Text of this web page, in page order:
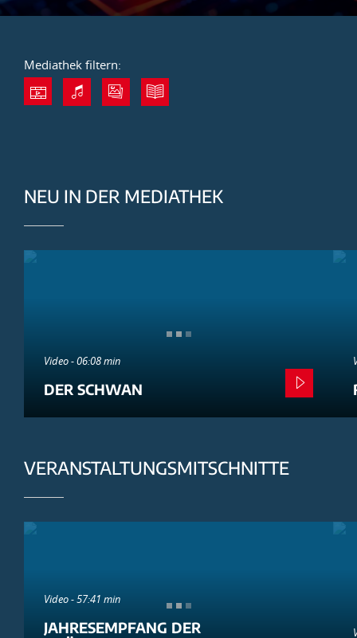
Mediathek filtern:
NEU IN DER MEDIATHEK
Video - 06:08 min
DER SCHWAN
VERANSTALTUNGSMITSCHNITTE
Video - 57:41 min
JAHRESEMPFANG DER